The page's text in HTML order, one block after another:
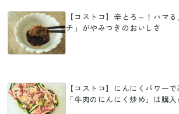
【コストコ】辛とろ～！ハマ
チ」がやみつきのおいしさ
【コストコ】にんにくパワー
「牛肉のにんにく炒め」は購